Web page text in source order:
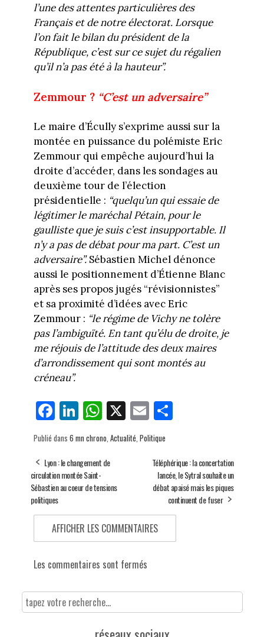
l’une des attentes particulières des
Français et de notre électorat. Lorsque
l’on fait le bilan du président de la
République, c’est sur ce sujet du régalien
qu’il n’a pas été à la hauteur”.
Zemmour ?“C’est un adversaire”
Le maire d’Écully s’exprime aussi sur la
montée en puissance du polémiste Eric
Zemmour qui empêche aujourd’hui la
droite d’accéder, dans les sondages au
deuxième tour de l’élection
présidentielle : “quelqu’un qui essaie de
légitimer le maréchal Pétain, pour le
gaulliste que je suis c’est insupportable. Il
n’y a pas de débat pour ma part. C’est un
adversaire”.Sébastien Michel dénonce
aussi le positionnement d’Étienne Blanc
après ses propos jugés “révisionnistes”
et sa proximité d’idées avec Eric
Zemmour : “le régime de Vichy ne tolère
pas l’ambiguïté. En tant qu’élu de droite, je
me réjouis de l’attitude des deux maires
d’arrondissement qui sont montés au
créneau”.
Fa
ce
bo
ok
Li
nk
ed
In
W
ha
ts
Ap
p
X E
m
ail
Pa
rt
er
Publié dans 6 mn chrono Actualité Politique
Lyon : le changement de
circulation montée Saint-
Sébastien au coeur de tensions
politiques
Téléphérique : la concertation
lancée, le Sytral souhaite un
débat apaisé mais les piques
continuent de fuser
AFFICHER LES COMMENTAIRES
Les commentaires sont fermés